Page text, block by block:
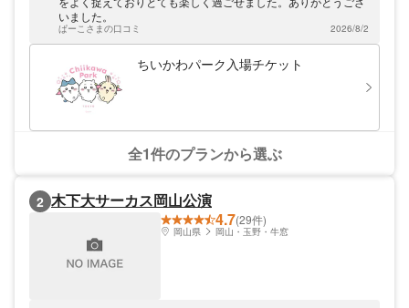
いました。
ぱーこさまの口コミ 2026/8/2
ちいかわパーク入場チケット
全1件のプランから選ぶ
2 木下大サーカス岡山公演
4.7(29件)
岡山県 岡山・玉野・牛窓